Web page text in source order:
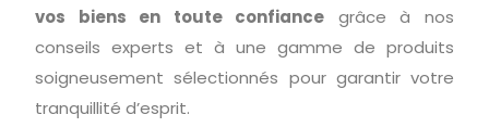
vos biens en toute confiance grâce à nos
conseils experts et à une gamme de produits
soigneusement sélectionnés pour garantir votre
tranquillité d’esprit.